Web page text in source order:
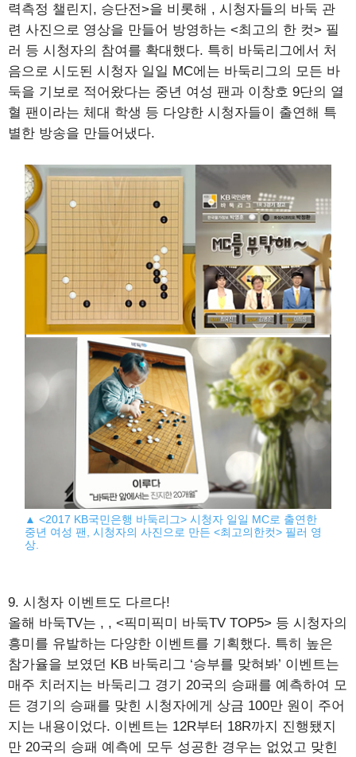
력측정 챌린지, 승단전>을 비롯해 , 시청자들의 바둑 관
련 사진으로 영상을 만들어 방영하는 <최고의 한 컷> 필
러 등 시청자의 참여를 확대했다. 특히 바둑리그에서 처
음으로 시도된 시청자 일일 MC에는 바둑리그의 모든 바
둑을 기보로 적어왔다는 중년 여성 팬과 이창호 9단의 열
혈 팬이라는 체대 학생 등 다양한 시청자들이 출연해 특
별한 방송을 만들어냈다.
▲ <2017 KB국민은행 바둑리그> 시청자 일일 MC로 출연한
중년 여성 팬, 시청자의 사진으로 만든 <최고의한컷> 필러 영
상.
9. 시청자 이벤트도 다르다!
올해 바둑TV는 , , <픽미픽미 바둑TV TOP5> 등 시청자의
흥미를 유발하는 다양한 이벤트를 기획했다. 특히 높은
참가율을 보였던 KB 바둑리그 ‘승부를 맞혀봐’ 이벤트는
매주 치러지는 바둑리그 경기 20국의 승패를 예측하여 모
든 경기의 승패를 맞힌 시청자에게 상금 100만 원이 주어
지는 내용이었다. 이벤트는 12R부터 18R까지 진행됐지
만 20국의 승패 예측에 모두 성공한 경우는 없었고 맞힌